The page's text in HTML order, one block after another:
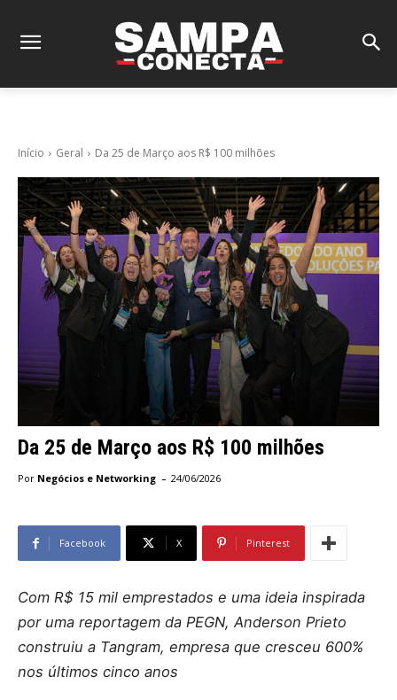
Início Geral Da 25 de Março aos R$ 100 milhões
Da 25 de Março aos R$ 100 milhões
Por Negócios e Networking - 24/06/2026
Facebook X Pinterest
Com R$ 15 mil emprestados e uma ideia inspirada
por uma reportagem da PEGN, Anderson Prieto
construiu a Tangram, empresa que cresceu 600%
nos últimos cinco anos